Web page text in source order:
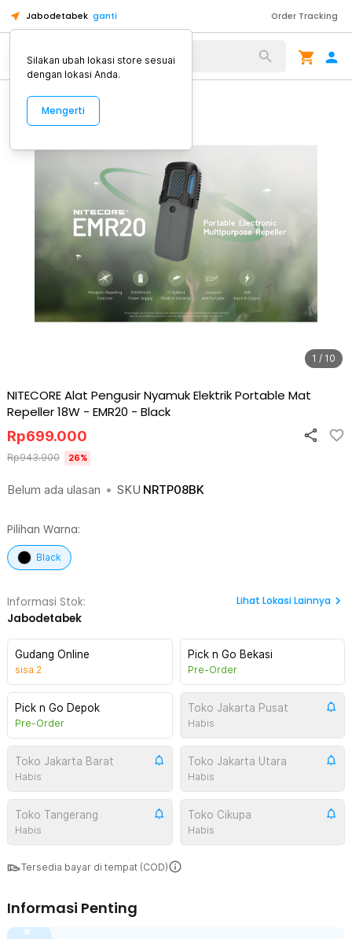
Jabodetabek ganti Order Tracking
Alat Kopi
1 / 10
NITECORE Alat Pengusir Nyamuk Elektrik Portable Mat
Repeller 18W - EMR20 - Black
Belum ada ulasan • SKU NRTP08BK
Rp699.000
Rp943.900 26%
Pilihan Warna:
Black
Informasi Stok:
Jabodetabek
Lihat Lokasi Lainnya
Gudang Online
sisa 2
Pick n Go Bekasi
Pre-Order
Pick n Go Depok
Pre-Order
Toko Jakarta Pusat
Habis
Toko Jakarta Barat
Habis
Toko Jakarta Utara
Habis
Toko Tangerang
Habis
Toko Cikupa
Habis
Tersedia bayar di tempat (COD)
Informasi Penting
Silakan ubah lokasi store sesuai
dengan lokasi Anda.
Mengerti